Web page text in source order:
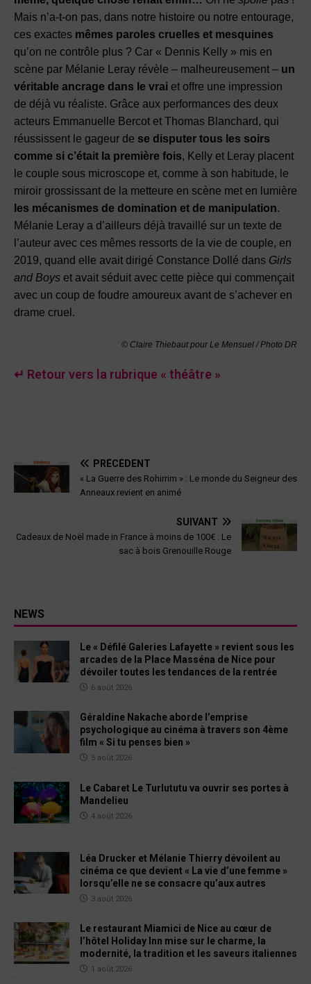
Mais n’a-t-on pas, dans notre histoire ou notre entourage,
ces exactes mêmes paroles cruelles et mesquines
qu’on ne contrôle plus ? Car « Dennis Kelly » mis en
scène par Mélanie Leray révèle – malheureusement – un
véritable ancrage dans le vrai et offre une impression
de déjà vu réaliste. Grâce aux performances des deux
acteurs Emmanuelle Bercot et Thomas Blanchard, qui
réussissent le gageur de se disputer tous les soirs
comme si c’était la première fois, Kelly et Leray placent
le couple sous microscope et, comme à son habitude, le
miroir grossissant de la metteure en scène met en lumière
les mécanismes de domination et de manipulation.
Mélanie Leray a d’ailleurs déjà travaillé sur un texte de
l’auteur avec ces mêmes ressorts de la vie de couple, en
2019, quand elle avait dirigé Constance Dollé dans Girls
and Boys et avait séduit avec cette pièce qui commençait
avec un coup de foudre amoureux avant de s’achever en
drame cruel.
© Claire Thiebaut pour Le Mensuel / Photo DR
↵ Retour vers la rubrique « théâtre »
PRÉCÉDENT
« La Guerre des Rohirrim » : Le monde du Seigneur des
Anneaux revient en animé
SUIVANT
Cadeaux de Noël made in France à moins de 100€ : Le
sac à bois Grenouille Rouge
NEWS
Le « Défilé Galeries Lafayette » revient sous les
arcades de la Place Masséna de Nice pour
dévoiler toutes les tendances de la rentrée
6 août 2026
Géraldine Nakache aborde l’emprise
psychologique au cinéma à travers son 4ème
film « Si tu penses bien »
5 août 2026
Le Cabaret Le Turlututu va ouvrir ses portes à
Mandelieu
4 août 2026
Léa Drucker et Mélanie Thierry dévoilent au
cinéma ce que devient « La vie d’une femme »
lorsqu’elle ne se consacre qu’aux autres
3 août 2026
Le restaurant Miamici de Nice au cœur de
l’hôtel Holiday Inn mise sur le charme, la
modernité, la tradition et les saveurs italiennes
1 août 2026